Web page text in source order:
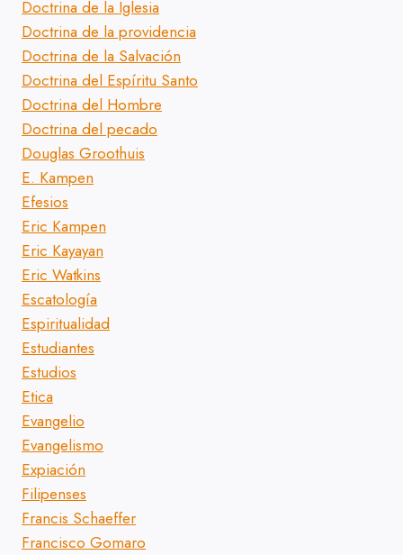
Doctrina de la Iglesia
Doctrina de la providencia
Doctrina de la Salvación
Doctrina del Espíritu Santo
Doctrina del Hombre
Doctrina del pecado
Douglas Groothuis
E. Kampen
Efesios
Eric Kampen
Eric Kayayan
Eric Watkins
Escatología
Espiritualidad
Estudiantes
Estudios
Etica
Evangelio
Evangelismo
Expiación
Filipenses
Francis Schaeffer
Francisco Gomaro